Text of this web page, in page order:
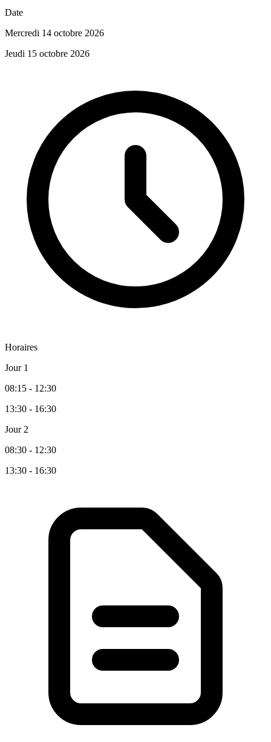
Date
Mercredi 14 octobre 2026
Jeudi 15 octobre 2026
Horaires
Jour 1
08:15 - 12:30
13:30 - 16:30
Jour 2
08:30 - 12:30
13:30 - 16:30